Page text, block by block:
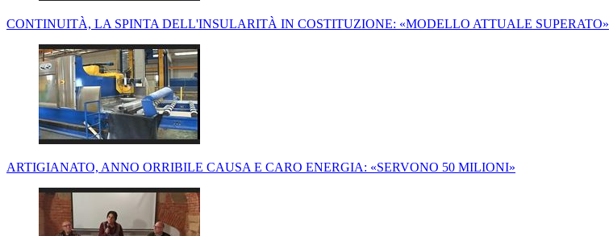
CONTINUITÀ, LA SPINTA DELL'INSULARITÀ IN COSTITUZIONE: «MODELLO ATTUALE SUPERATO»
ARTIGIANATO, ANNO ORRIBILE CAUSA E CARO ENERGIA: «SERVONO 50 MILIONI»